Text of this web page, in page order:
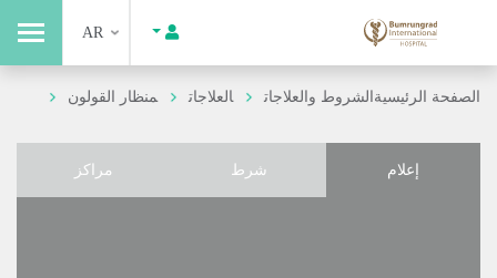
AR
الصفحة الرئيسيةالشروط والعلاجات العلاجات منظار القولون
إعلام شرط مراكز